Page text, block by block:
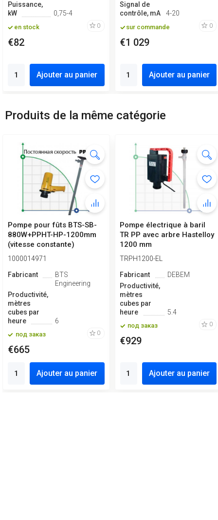
Puissance,
kW
0,75-4
en stock 0
€82
Ajouter au panier
Signal de
contrôle, mA
4-20
sur commande 0
€1 029
Ajouter au panier
Produits de la même catégorie
Pompe pour fûts BTS-SB-
880W+PPHT-HP-1200mm
(vitesse constante)
1000014971
Fabricant
BTS
Engineering
Productivité,
mètres
cubes par
heure
6
под заказ 0
€665
Ajouter au panier
Pompe électrique à baril
TR PP avec arbre Hastelloy
1200 mm
TRPH1200-EL
Fabricant
DEBEM
Productivité,
mètres
cubes par
heure
5.4
под заказ 0
€929
Ajouter au panier